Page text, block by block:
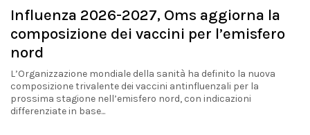
Influenza 2026-2027, Oms aggiorna la
composizione dei vaccini per l’emisfero
nord
L’Organizzazione mondiale della sanità ha definito la nuova
composizione trivalente dei vaccini antinfluenzali per la
prossima stagione nell’emisfero nord, con indicazioni
differenziate in base...